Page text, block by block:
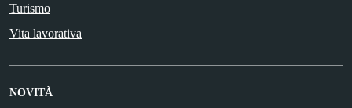
Turismo
Vita lavorativa
NOVITÀ